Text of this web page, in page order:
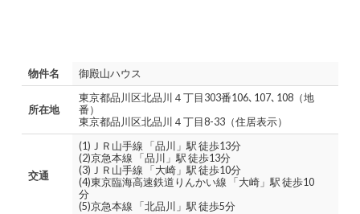
物件名 御殿山ハウス
所在地
東京都品川区北品川４丁目303番106､107､108（地
番）
東京都品川区北品川４丁目8-33（住居表示）
交通
(1)ＪＲ山手線 「品川」駅 徒歩13分
(2)京急本線 「品川」駅 徒歩13分
(3)ＪＲ山手線 「大崎」駅 徒歩10分
(4)東京臨海高速鉄道りんかい線 「大崎」駅 徒歩10
分
(5)京急本線 「北品川」駅 徒歩5分